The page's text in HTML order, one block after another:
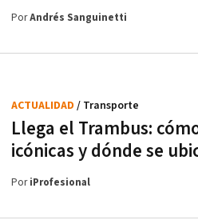
PorAndrés Sanguinetti
Llega el Trambus:
icónicas y dónde se
ACTUALIDAD / Transporte
PoriProfesional